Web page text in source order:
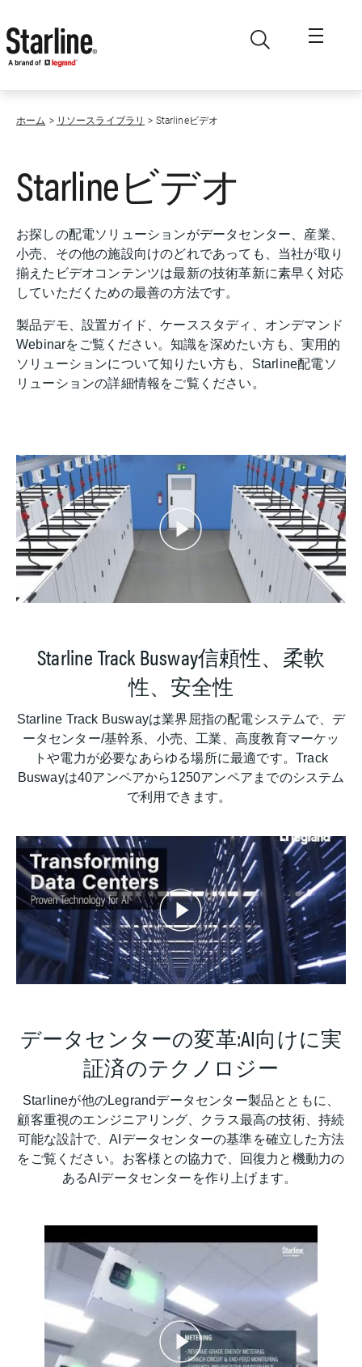
ホーム リソースライブラリ Starlineビデオ
Starlineビデオ
お探しの配電ソリューションがデータセンター、産業、
小売、その他の施設向けのどれであっても、当社が取り
揃えたビデオコンテンツは最新の技術革新に素早く対応
していただくための最善の方法です。
製品デモ、設置ガイド、ケーススタディ、オンデマンド
Webinarをご覧ください。知識を深めたい方も、実用的
ソリューションについて知りたい方も、Starline配電ソ
リューションの詳細情報をご覧ください。
Starline Track Busway信頼性、柔軟
性、安全性
Starline Track Buswayは業界屈指の配電システムで、デ
ータセンター/基幹系、小売、工業、高度教育マーケッ
トや電力が必要なあらゆる場所に最適です。Track
Buswayは40アンペアから1250アンペアまでのシステム
で利用できます。
データセンターの変革:AI向けに実
証済のテクノロジー
Starlineが他のLegrandデータセンター製品とともに、
顧客重視のエンジニアリング、クラス最高の技術、持続
可能な設計で、AIデータセンターの基準を確立した方法
をご覧ください。お客様との協力で、回復力と機動力の
あるAIデータセンターを作り上げます。